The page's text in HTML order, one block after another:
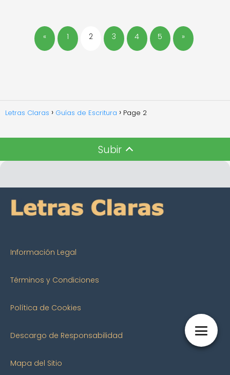
« 1 2 3 4 5 »
Letras Claras Guías de Escritura Page 2
Subir
Información Legal
Términos y Condiciones
Política de Cookies
Descargo de Responsabilidad
Mapa del Sitio